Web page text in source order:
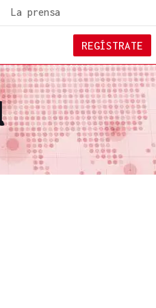
La prensa
REGÍSTRATE